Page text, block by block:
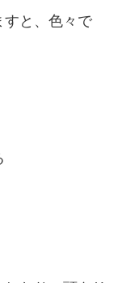
すと、色々で